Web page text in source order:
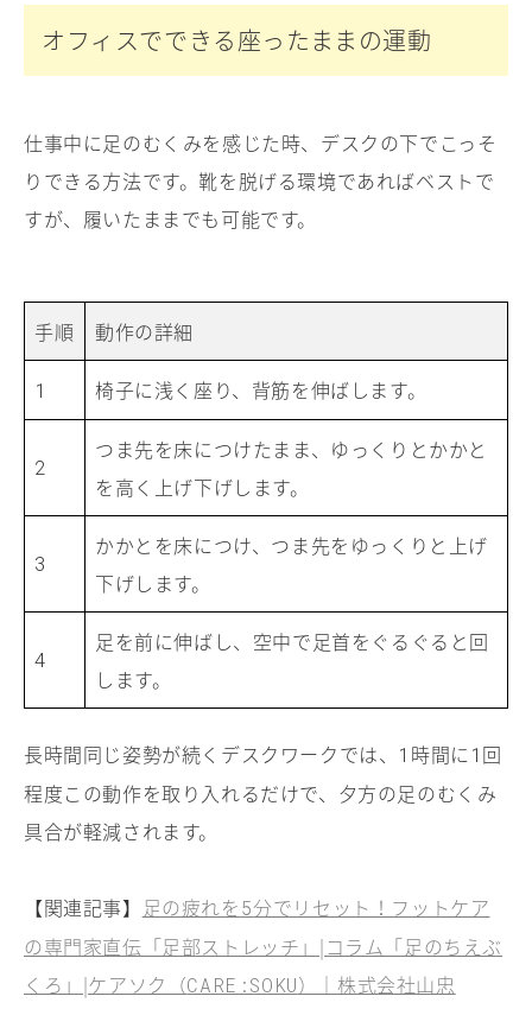
オフィスでできる座ったままの運動
仕事中に足のむくみを感じた時、デスクの下でこっそ
りできる方法です。靴を脱げる環境であればベストで
すが、履いたままでも可能です。
手順 動作の詳細
1 椅子に浅く座り、背筋を伸ばします。
2
つま先を床につけたまま、ゆっくりとかかと
を高く上げ下げします。
3
かかとを床につけ、つま先をゆっくりと上げ
下げします。
4
足を前に伸ばし、空中で足首をぐるぐると回
します。
長時間同じ姿勢が続くデスクワークでは、 1 時間に1 回
程度この動作を取り入れるだけで、夕方の足のむくみ
具合が軽減されます。
【関連記事】 足の疲れを5分でリセット！フットケア
の専門家直伝「足部ストレッチ」|コラム「足のちえぶ
くろ」|ケアソク（CARE:SOKU）｜株式会社山忠